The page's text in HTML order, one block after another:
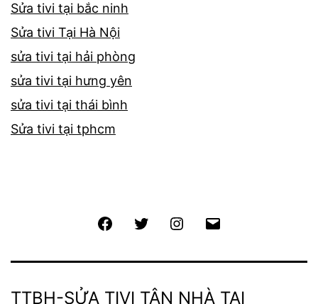
Sửa tivi tại bắc ninh
Sửa tivi Tại Hà Nội
sửa tivi tại hải phòng
sửa tivi tại hưng yên
sửa tivi tại thái bình
Sửa tivi tại tphcm
FacebookTwitter Instagram
TTBH-SỬA TIVI TẬN NHÀ TẠI